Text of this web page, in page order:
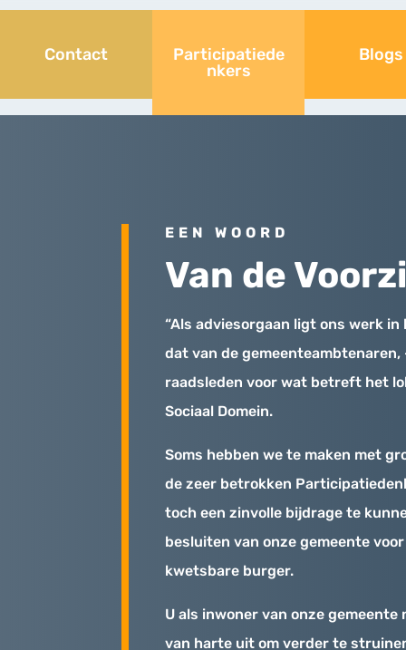
Contact
Participatiede
nkers
Blogs
EEN WOORD
Van de
“Als adviesorgaan ligt ons werk
dat van de
raadsleden voor wat betreft het
Sociaal Domein.
Soms hebben we te maken met
de zeer betrokken
toch een zinvolle bijdrage te
besluiten van onze gemeente
kwetsbare burger.
U als inwoner van onze gemeente
van harte uit om verder te